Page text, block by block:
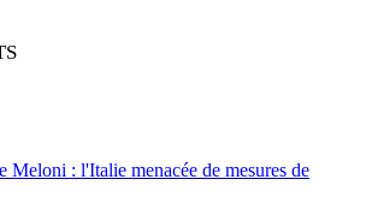
Meloni : l'Italie menacée de mesures de